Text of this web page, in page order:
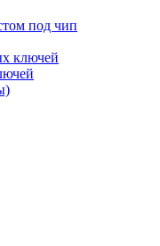
под чип
ключей